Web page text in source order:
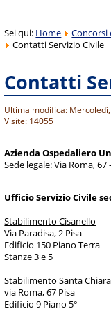
Sei qui: Home Concorsi
Contatti Servizio Civile
Contatti
Ultima modifica:
Visite: 14055
Azienda Ospedaliero
Sede legale: Via Roma, 67
Ufficio Servizio Civile
Stabilimento Cisanello
Via Paradisa, 2 Pisa
Edificio 150 Piano Terra
Stanze 3 e 5
Stabilimento Santa Chiara
via Roma, 67 Pisa
Edificio 9 Piano 5°